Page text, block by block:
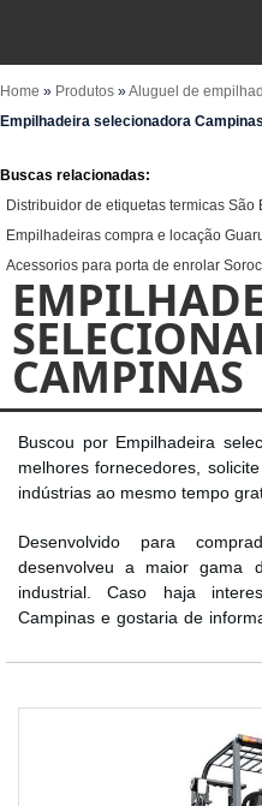
Home » Produtos »Aluguel de
Empilhadeira selecionadora Campinas
Buscas relacionadas:
Distribuidor de etiquetas termicas São
Empilhadeiras compra e locação
Acessorios para porta de enrolar
CAMPINAS
Buscou por Empilhadeira
melhores fornecedores,
indústrias ao mesmo tempo
Desenvolvido para
desenvolveu a maior gama
industrial. Caso haja
Campinas e gostaria de